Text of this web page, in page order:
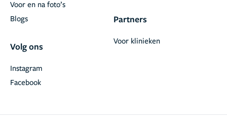
Voor en na foto’s
Blogs
Volg ons
Facebook
Instagram
Partners
Voor klinieken